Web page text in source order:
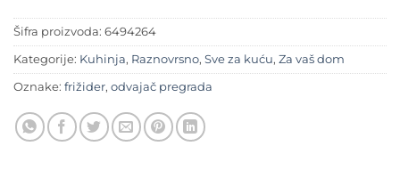
Šifra proizvoda: 6494264
Kategorije: Kuhinja, Raznovrsno, Sve za kuću, Za vaš dom
Oznake: frižider, odvajač pregrada